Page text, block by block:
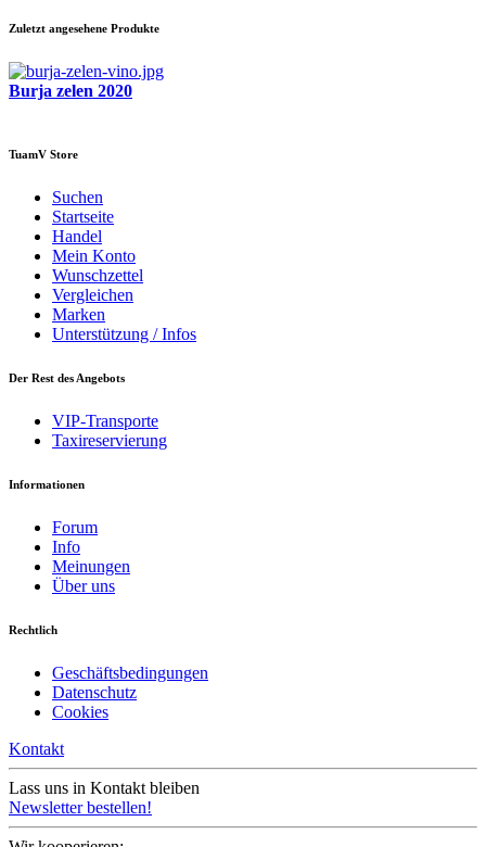
Zuletzt angesehene Produkte
Burja zelen 2020
TuamV Store
Suchen
Startseite
Handel
Mein Konto
Wunschzettel
Vergleichen
Marken
Unterstützung / Infos
Der Rest des Angebots
VIP-Transporte
Taxireservierung
Informationen
Forum
Info
Meinungen
Über uns
Rechtlich
Geschäftsbedingungen
Datenschutz
Cookies
Kontakt
Lass uns in Kontakt bleiben
Newsletter bestellen!